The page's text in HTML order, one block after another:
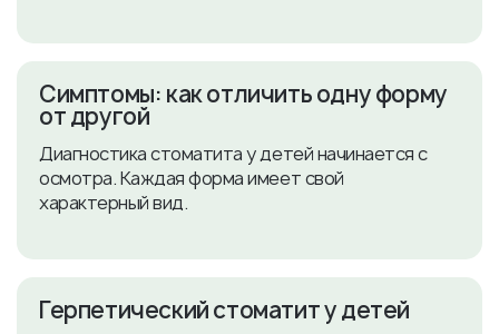
Симптомы: как отличить одну форму
от другой
Диагностика стоматита у детей начинается с
осмотра. Каждая форма имеет свой
характерный вид.
Герпетический стоматит у детей